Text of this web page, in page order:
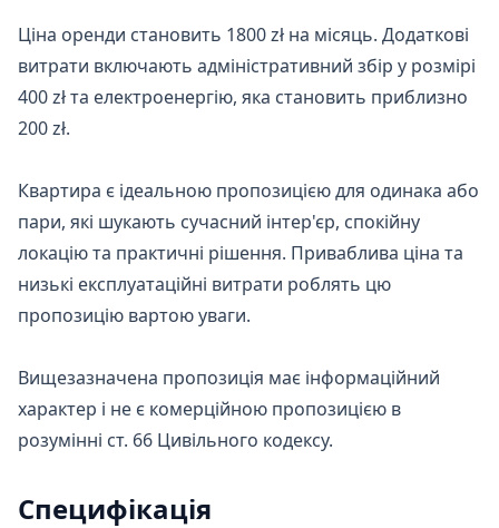
Ціна оренди становить 1800 zł на місяць. Додаткові
витрати включають адміністративний збір у розмірі
400 zł та електроенергію, яка становить приблизно
200 zł.
Квартира є ідеальною пропозицією для одинака або
пари, які шукають сучасний інтер'єр, спокійну
локацію та практичні рішення. Приваблива ціна та
низькі експлуатаційні витрати роблять цю
пропозицію вартою уваги.
Вищезазначена пропозиція має інформаційний
характер і не є комерційною пропозицією в
розумінні ст. 66 Цивільного кодексу.
Специфікація